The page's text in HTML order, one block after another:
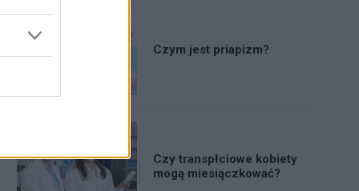
Czym jest priapizm?
Czy transpłciowe kobiety
mogą miesiączkować?